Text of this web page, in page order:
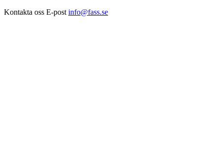
Kontakta oss E-post info@fass.se